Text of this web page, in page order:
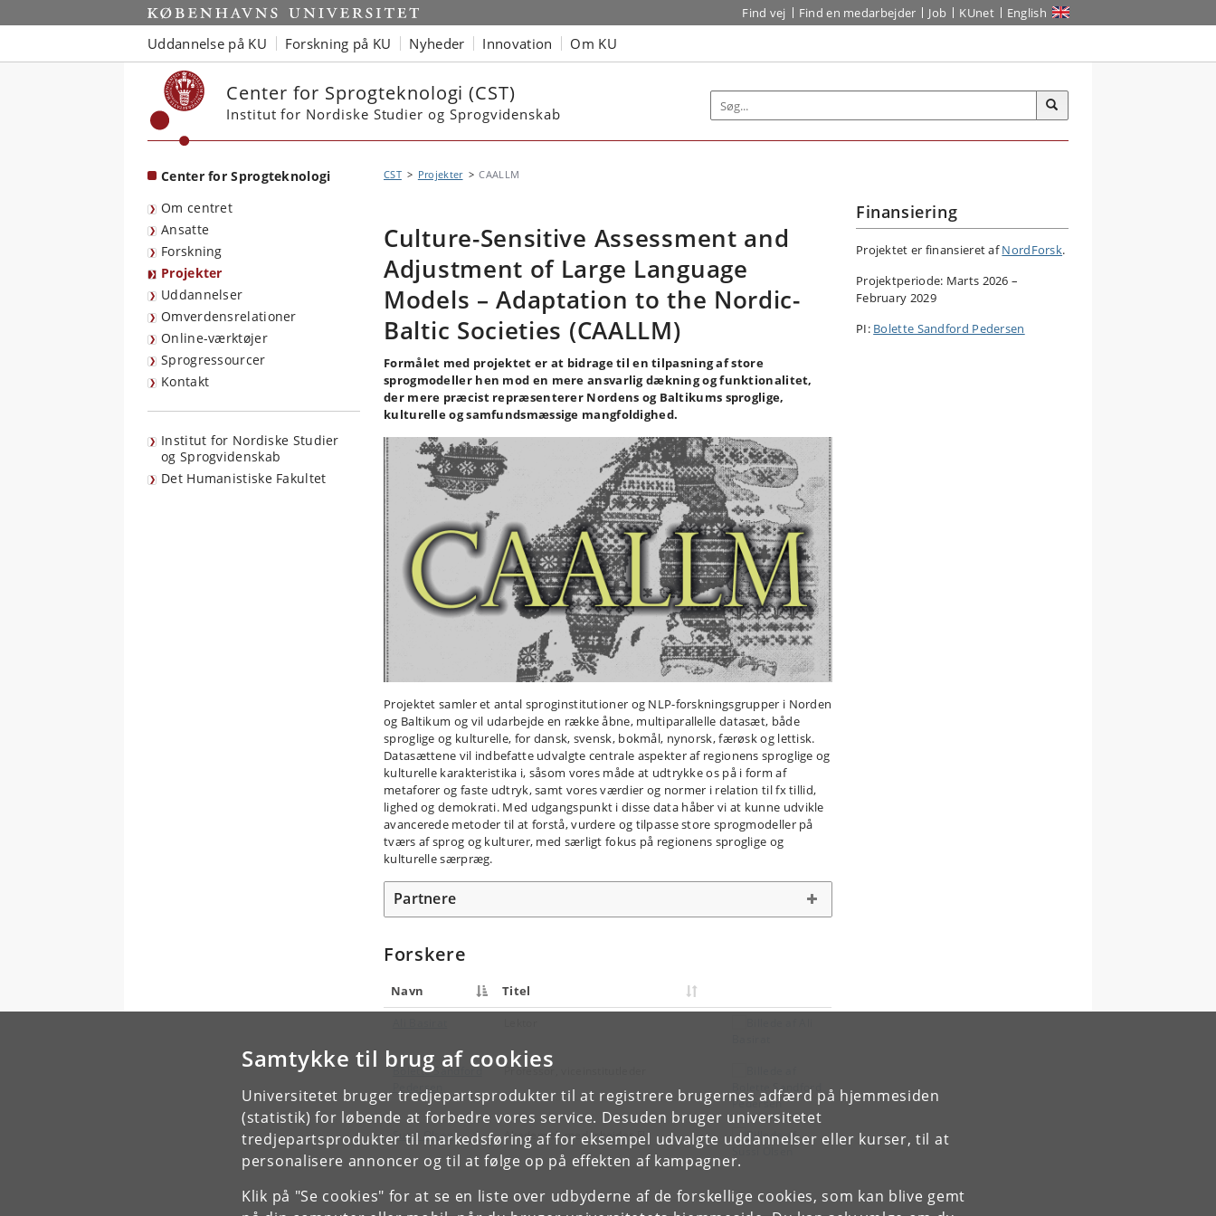
Samtykke til brug af cookies
Universitetet bruger tredjepartsprodukter til at registrere brugernes adfærd på hjemmesiden
(statistik) for løbende at forbedre vores service. Desuden bruger universitetet
tredjepartsprodukter til markedsføring af for eksempel udvalgte uddannelser eller kurser, til at
personalisere annoncer og til at følge op på effekten af kampagner.
Klik på "Se cookies" for at se en liste over udbyderne af de forskellige cookies, som kan blive gemt
Start Find vej Find en medarbejder Job KUnet English
Uddannelse på KU Forskning på KU Nyheder Innovation Om KU
Center for Sprogteknologi (CST)
Institut for Nordiske Studier og Sprogvidenskab
Center for Sprogteknologi
Om centret
Ansatte
Forskning
Projekter
Uddannelser
Omverdensrelationer
Online-værktøjer
Sprogressourcer
Kontakt
Institut for Nordiske Studier
og Sprogvidenskab
Det Humanistiske Fakultet
CST Projekter CAALLM
Culture-Sensitive Assessment and
Adjustment of Large Language
Models – Adaptation to the Nordic-
Baltic Societies (CAALLM)
Formålet med projektet er at bidrage til en tilpasning af store
sprogmodeller hen mod en mere ansvarlig dækning og funktionalitet,
der mere præcist repræsenterer Nordens og Baltikums sproglige,
kulturelle og samfundsmæssige mangfoldighed.
Projektet samler et antal sproginstitutioner og NLP-forskningsgrupper i Norden
og Baltikum og vil udarbejde en række åbne, multiparallelle datasæt, både
sproglige og kulturelle, for dansk, svensk, bokmål, nynorsk, færøsk og lettisk.
Datasættene vil indbefatte udvalgte centrale aspekter af regionens sproglige og
kulturelle karakteristika i, såsom vores måde at udtrykke os på i form af
metaforer og faste udtryk, samt vores værdier og normer i relation til fx tillid,
lighed og demokrati. Med udgangspunkt i disse data håber vi at kunne udvikle
avancerede metoder til at forstå, vurdere og tilpasse store sprogmodeller på
tværs af sprog og kulturer, med særligt fokus på regionens sproglige og
kulturelle særpræg.
Partnere
Forskere
Navn Titel
Bolette Sandford
Pedersen
Professor, viceinstitutleder
Sussi Olsen Akademisk medarbejder FU
Finansiering
Projektet er finansieret afNordForsk.
Projektperiode: Marts 2026 –
February 2029
PI: Bolette Sandford Pedersen